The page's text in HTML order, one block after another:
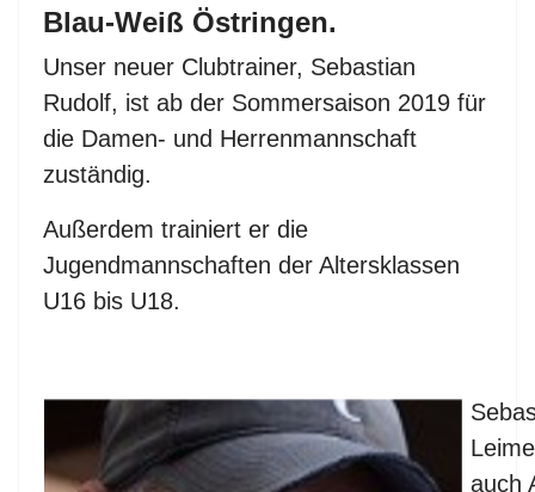
Blau-Weiß Östringen.
Unser neuer Clubtrainer, Sebastian
Rudolf, ist ab der Sommersaison 2019 für
die Damen- und Herrenmannschaft
zuständig.
Außerdem trainiert er die
Jugendmannschaften der Altersklassen
U16 bis U18.
auch